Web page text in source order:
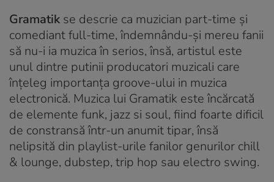
Gramatik se descrie ca muzician part-time și
comediant full-time, îndemnându-și mereu fanii
să nu-i ia muzica în serios, însă, artistul este
unul dintre putinii producatori muzicali care
înțeleg importanța groove-ului in muzica
electronică. Muzica lui Gramatik este încărcată
de elemente funk, jazz si soul, fiind foarte dificil
de constransă într-un anumit tipar, însă
nelipsită din playlist-urile fanilor genurilor chill
& lounge, dubstep, trip hop sau electro swing.